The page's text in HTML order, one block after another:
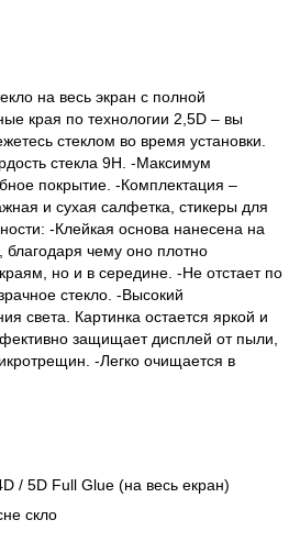
на весь экран с полной
края по технологии 2,5D – вы
стеклом во время установки.
стекла 9H. -Максимум
покрытие. -Комплектация –
и сухая салфетка, стикеры для
-Клейкая основа нанесена на
благодаря чему оно плотно
но и в середине. -Не отстает по
стекло. -Высокий
света. Картинка остается яркой и
защищает дисплей от пыли,
-Легко очищается в
/ 5D Full Glue (на весь екран)
скло